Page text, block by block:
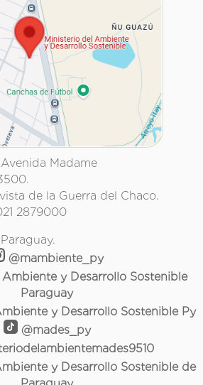
Madame
de la Guerra del Chaco.
2879000
@mambiente_py
y Desarrollo Sostenible
Paraguay
y Desarrollo Sostenible Py
@mades_py
y Desarrollo Sostenible de